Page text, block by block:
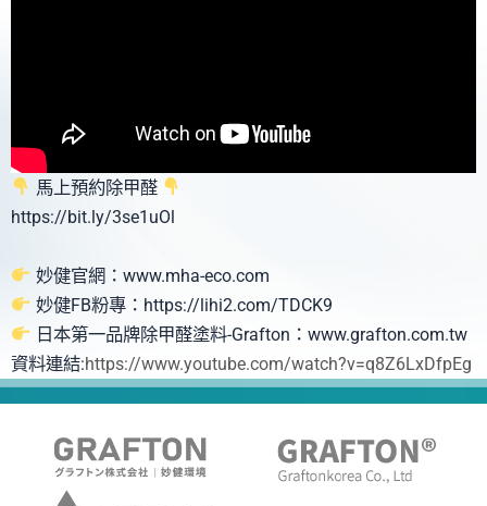
馬上預約除甲醛
https://bit.ly/3se1uOl
妙健官網：www.mha-eco.com
妙健FB粉專：https://lihi2.com/TDCK9
日本第一品牌除甲醛塗料-Grafton：www.grafton.com.tw
資料連結:https://www.youtube.com/watch?v=q8Z6LxDfpEg